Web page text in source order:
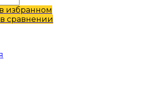
избранном
сравнении